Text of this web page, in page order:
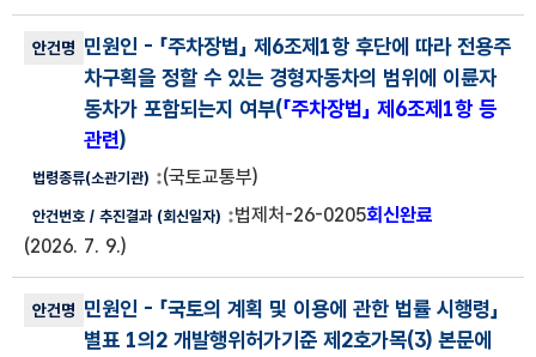
민원인 - 「주차장법」 제6조제1항 후단에 따라 전용주
차구획을 정할 수 있는 경형자동차의 범위에 이륜자
동차가 포함되는지 여부(「주차장법」 제6조제1항 등
관련)
(국토교통부)
법제처-26-0205회신완료
(2026. 7. 9.)
민원인 - 「국토의 계획 및 이용에 관한 법률 시행령」
별표 1의2 개발행위허가기준 제2호가목(3) 본문에